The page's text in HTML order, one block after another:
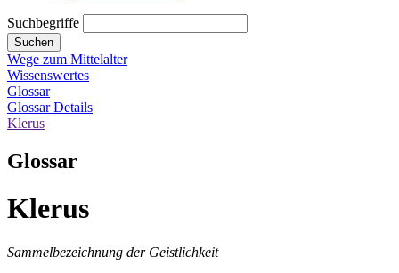
Suchbegriffe
Suchen
Wege zum Mittelalter
Wissenswertes
Glossar
Glossar Details
Klerus
Glossar
Klerus
Sammelbezeichnung der Geistlichkeit